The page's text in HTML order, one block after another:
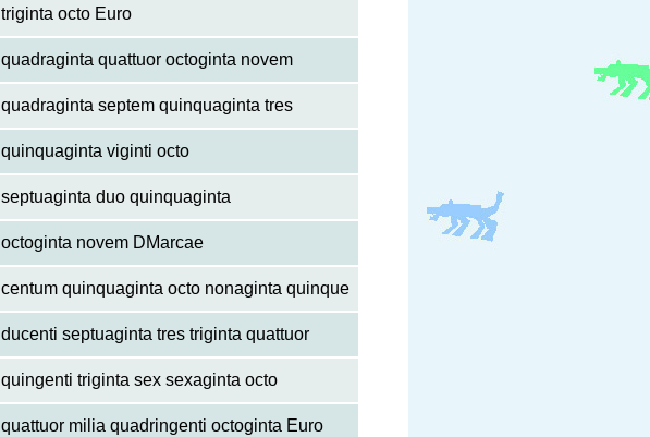
triginta octo Euro
quadraginta quattuor octoginta novem
quadraginta septem quinquaginta tres
quinquaginta viginti octo
septuaginta duo quinquaginta
octoginta novem DMarcae
centum quinquaginta octo nonaginta quinque
ducenti septuaginta tres triginta quattuor
quingenti triginta sex sexaginta octo
quattuor milia quadringenti octoginta Euro